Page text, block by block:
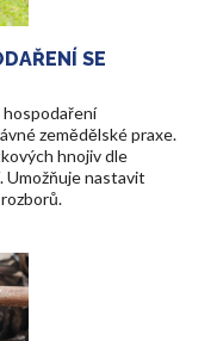
SE
hospodaření
zemědělské praxe.
hnojiv dle
Umožňuje nastavit